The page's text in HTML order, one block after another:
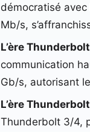
démocratisé avec
Mb/s,
L’ère
communication
Gb/s, autorisant
L’ère
Thunderbolt 3/4,